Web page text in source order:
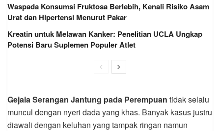
Waspada Konsumsi Fruktosa Berlebih, Kenali Risiko Asam
Urat dan Hipertensi Menurut Pakar
Kreatin untuk Melawan Kanker: Penelitian UCLA Ungkap
Potensi Baru Suplemen Populer Atlet
Gejala Serangan Jantung pada Perempuan tidak selalu
muncul dengan nyeri dada yang khas. Banyak kasus justru
diawali dengan keluhan yang tampak ringan namun